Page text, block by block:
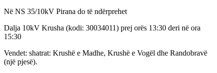
Në NS 35/10kV Pirana do të ndërprehet
Dalja 10kV Krusha (kodi: 30034011) prej orës 13:30 deri në ora
15:30
Vendet: shatrat: Krushë e Madhe, Krushë e Vogël dhe Randobravë
(një pjesë).